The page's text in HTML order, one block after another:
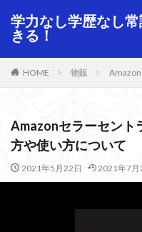
学力なし学歴なし
きる！
HOME 物販 Amazon
Amazonセラーセント
方や使い方について
2021年5月22日 2021年7月